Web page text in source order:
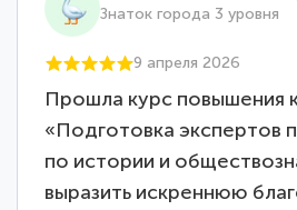
Знаток города 3 уровня
9 апреля 2026
Прошла курс повышения
«Подготовка экспертов
по истории и
выразить искреннюю